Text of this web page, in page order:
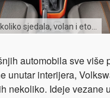
sjedala, volan i eto…
automobila sve više
unutar interijera,
nekoliko. Ideje vezane